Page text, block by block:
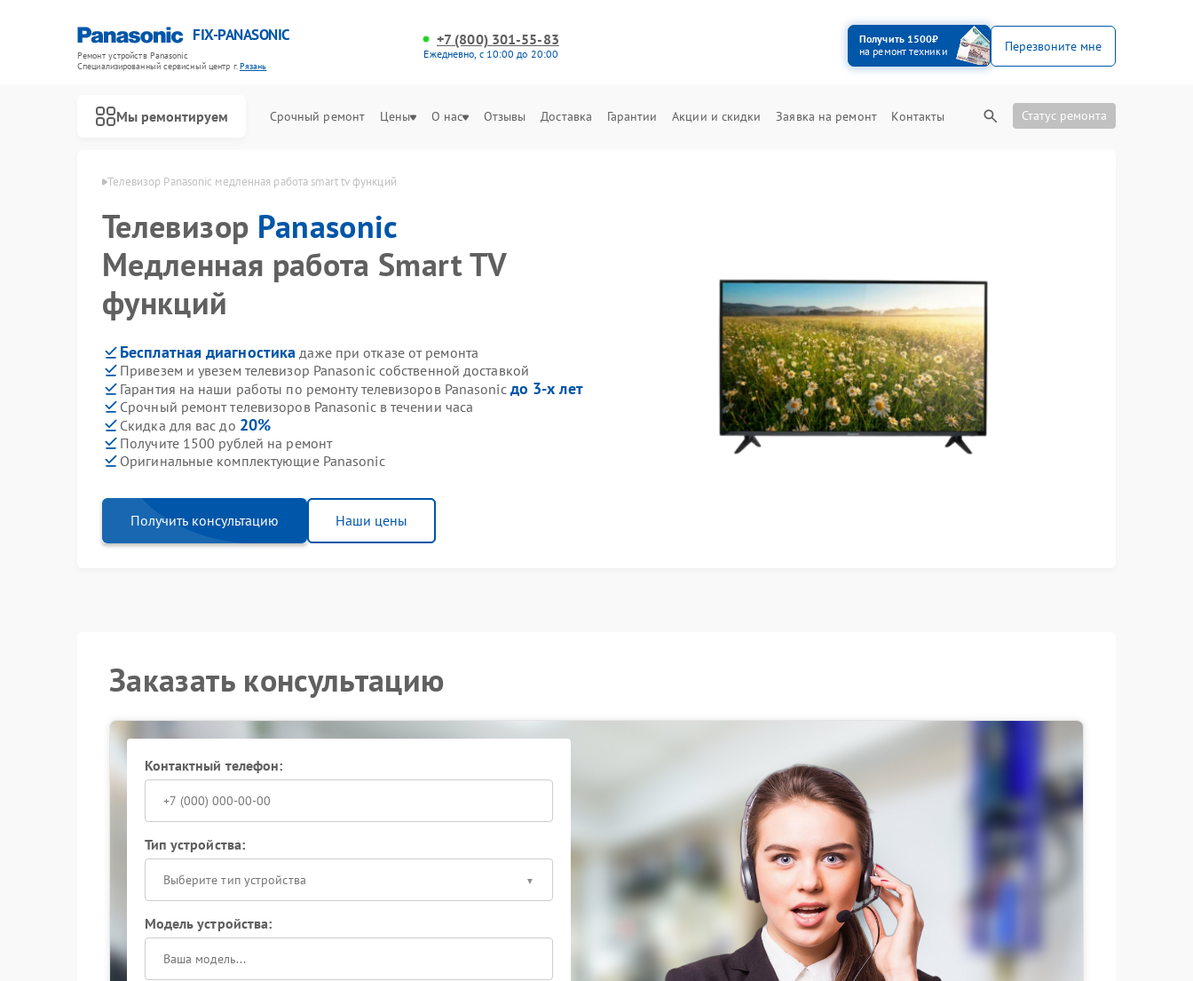
FIX-PANASONIC
Ремонт устройств Panasonic
Специализированный cервисный центр г.Рязань
+7 (800) 301-55-83
Ежедневно, с 10:00 до 20:00
Получить 1500₽
на ремонт техники
Перезвоните мне
Мы ремонтируем Срочный ремонт Цены О нас Отзывы Доставка Гарантии Акции и скидки Заявка на ремонт Контакты Статус ремонта
Panasonic в Рязани Телевизор Panasonic медленная работа smart tv функций
Телевизор Panasonic
Медленная работа Smart TV
функций
Бесплатная диагностика даже при отказе от ремонта
Привезем и увезем телевизор Panasonic собственной доставкой
Гарантия на наши работы по ремонту телевизоров Panasonic до 3-х лет
Срочный ремонт телевизоров Panasonic в течении часа
Скидка для вас до 20%
Получите 1500 рублей на ремонт
Оригинальные комплектующие Panasonic
Получить консультацию Наши цены
Заказать консультацию
Контактный телефон:
Тип устройства:
Выберите тип устройства
Модель устройства: